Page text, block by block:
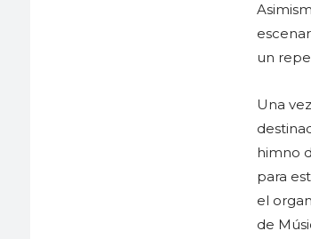
un
Una
himno
para
el
de